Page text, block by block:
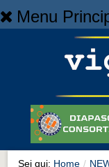
Menu
NEWS
Cronaca
Cronaca
Sei qui: Home /